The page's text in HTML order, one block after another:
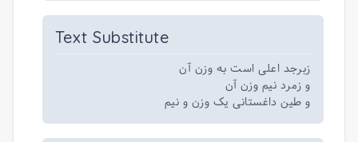
Text Substitute
زبرجد اعلی است به وزن آن
و زمرد نیم وزن آن
و طین داغستانی یک وزن و نیم